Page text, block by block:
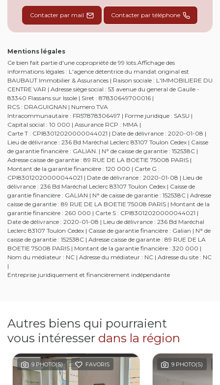
Contacter par mail Contacter par téléphone
Mentions légales
Ce bien fait partie d'une copropriété de 99 lots.Affichage des
informations légales : L'agence détentrice du mandat original est
BAUBAUT Immobilier & Assurances | Raison sociale : L'IMMOBILIERE DU
CENTRE VAR | Adresse siège social : 53 avenue du general de Gaulle -
83340 Flassans sur Issole | Siret : 87830649700016 |
RCS : DRAGUIGNAN | Numero TVA
Intracommunautaire : FR57878306497 | Forme juridique : SASU |
Capital social : 10 000 | Assurance RCP : MMA |
Carte T : CPI83012020000044021 | Date de délivrance : 2020-01-08 |
Lieu de délivrance : 236 Bd Maréchal Leclerc 83107 Toulon Cedex | Caisse
de garantie financière : GALIAN. | N° de caisse de garantie : 152538C |
Adresse caisse de garantie : 89 RUE DE LA BOETIE 75008 PARIS |
Montant de la garantie financière : 120 000 | Carte G :
CPI83012020000044021 | Date de délivrance : 2020-01-08 | Lieu de
délivrance : 236 Bd Maréchal Leclerc 83107 Toulon Cedex | Caisse de
garantie financière : GALIAN | N° de caisse de garantie : 152538C | Adresse
caisse de garantie : 89 RUE DE LA BOETIE 75008 PARIS | Montant de la
garantie financière : 260 000 | Carte S : CPI83012020000044021 |
Date de délivrance : 2020-01-08 | Lieu de délivrance : 236 Bd Maréchal
Leclerc 83107 Toulon Cedex | Caisse de garantie financière : Galian | N° de
caisse de garantie : 152538C | Adresse caisse de garantie : 89 RUE DE LA
BOETIE 75008 PARIS | Montant de la garantie financière : 320 000 |
Nom du médiateur : NC | Adresse du médiateur : NC | Adresse du site : NC
|
Entreprise juridiquement et financièrement indépendante
Autres biens qui pourraient
vous intéresser dans la région
9 PHOTO(S) FAVORIS 9 PHOTO(S)